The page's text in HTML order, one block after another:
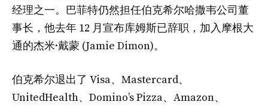
经理之一。巴菲特仍然担任伯克希尔哈撒韦公司董
事长，他去年 12 月宣布库姆斯已辞职，加入摩根大
通的杰米·戴蒙 (Jamie Dimon)。
伯克希尔退出了 Visa、Mastercard、
UnitedHealth、Domino’s Pizza、Amazon、